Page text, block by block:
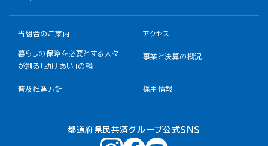
当組合のご案内 アクセス
暮らしの保障を必要とする人々
が創る「助けあい」の輪
事業と決算の概況
普及推進方針 採用情報
都道府県民共済グループ公式ＳＮＳ